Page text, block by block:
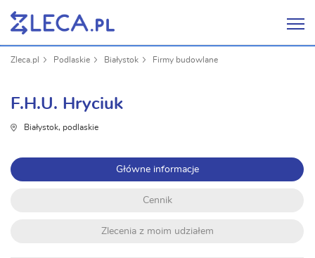
Zleca.pl Podlaskie Białystok Firmy budowlane
F.H.U. Hryciuk
Białystok, podlaskie
Główne informacje
Cennik
Zlecenia z moim udziałem